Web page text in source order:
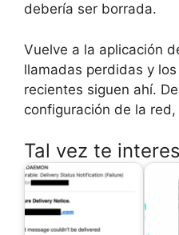
debería ser borrada.
Vuelve a la aplicación
llamadas perdidas y
recientes siguen ahí.
configuración de la
Tal vez te